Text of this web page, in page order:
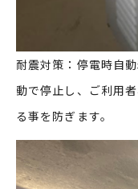
耐震対策：停電時自
動で停止し、ご利用
る事を防ぎます。